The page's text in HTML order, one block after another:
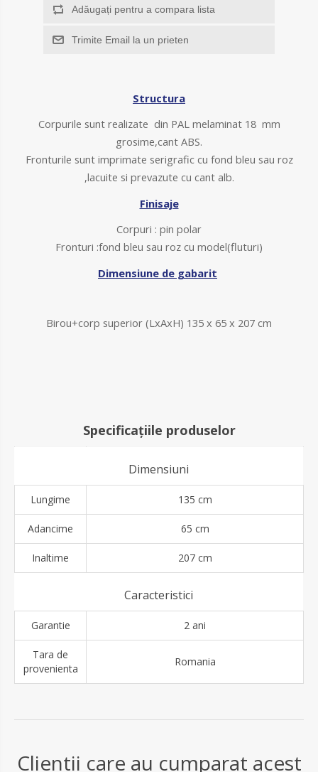
Adăugați pentru a compara lista
Trimite Email la un prieten
Structura
Corpurile sunt realizate din PAL melaminat 18 mm
grosime,cant ABS.
Fronturile sunt imprimate serigrafic cu fond bleu sau roz
,lacuite si prevazute cu cant alb.
Finisaje
Corpuri : pin polar
Fronturi :fond bleu sau roz cu model(fluturi)
Dimensiune de gabarit
Birou+corp superior (LxAxH) 135 x 65 x 207 cm
Specificațiile produselor
Dimensiuni
Lungime 135 cm
Adancime 65 cm
Inaltime 207 cm
Caracteristici
Garantie 2 ani
Tara de
provenienta
Romania
Clientii care au cumparat acest